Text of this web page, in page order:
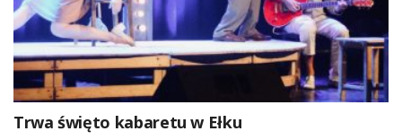
Trwa święto kabaretu w Ełku